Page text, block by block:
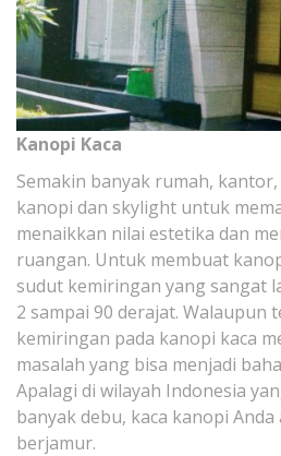
Kanopi Kaca
Semakin banyak rumah,
kanopi dan skylight untuk
menaikkan nilai estetika dan
ruangan. Untuk membuat
sudut kemiringan yang sangat
2 sampai 90 derajat. Walaupun
kemiringan pada kanopi kaca
masalah yang bisa menjadi
Apalagi di wilayah Indonesia
banyak debu, kaca kanopi
berjamur.